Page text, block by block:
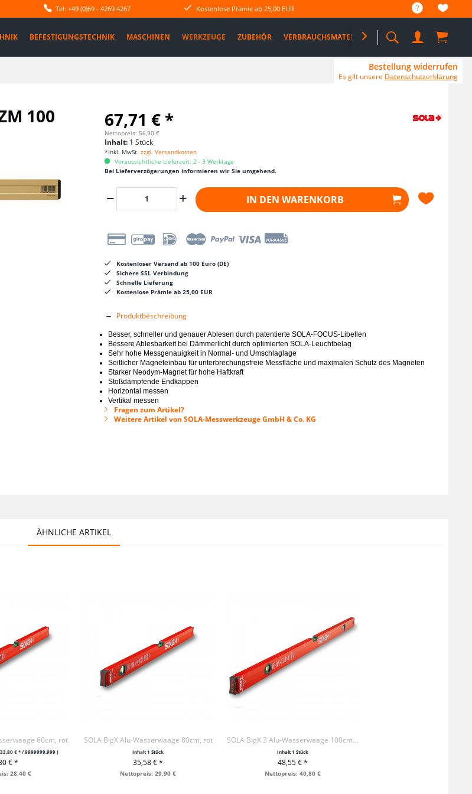
Tel: +49 (0)69 - 4269 4267 Kostenlose Prämie ab 25,00 EUR
BEFESTIGUNGSTECHNIK MASCHINEN WERKZEUGE ZUBEHÖR VERBRAUCHSMATERIAL %SALE% PRO DEALS

100 67,71 € *
Nettopreis: 56,90 €
Inhalt: 1 Stück
*inkl. MwSt. zzgl. Versandkosten
Voraussichtliche Lieferzeit: 2 - 3 Werktage
Bei Lieferverzögerungen informieren wir Sie umgehend.
IN DEN WARENKORB
Kostenloser Versand ab 100 Euro (DE)
Sichere SSL Verbindung
Schnelle Lieferung
Kostenlose Prämie ab 25,00 EUR
Produktbeschreibung
Besser, schneller und genauer Ablesen durch patentierte SOLA-FOCUS-Libellen
Bessere Ablesbarkeit bei Dämmerlicht durch optimierten SOLA-Leuchtbelag
Sehr hohe Messgenauigkeit in Normal- und Umschlaglage
Seitlicher Magneteinbau für unterbrechungsfreie Messfläche und maximalen Schutz des Magneten
Starker Neodym-Magnet für hohe Haftkraft
Stoßdämpfende Endkappen
Horizontal messen
Vertikal messen
Fragen zum Artikel?
Weitere Artikel von SOLA-Messwerkzeuge GmbH & Co. KG
ÄHNLICHE ARTIKEL
60cm, rot
€ * / 9999999.999 )
€ *
28,40 €
SOLA BigX Alu-Wasserwaage 80cm, rot
Inhalt1 Stück
35,58 € *
+ IN DEN WARENKORB
Nettopreis: 29,90 €
SOLA BigX 3 Alu-Wasserwaage 100cm, rot
Inhalt1 Stück
48,55 € *
+ IN DEN WARENKORB
Nettopreis: 40,80 €
Bestellung widerrufen
Es gilt unsere Datenschutzerklärung